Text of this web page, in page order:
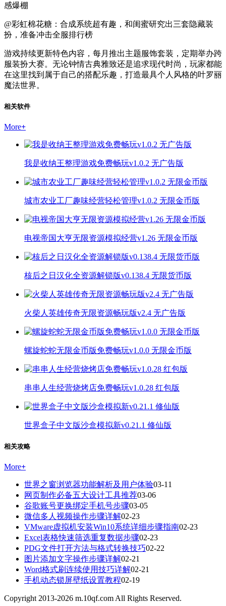
感爆棚
@彩虹棉花糖：合成系统超有趣，和闺蜜研究出三套隐藏装
扮，准备冲击全服排行榜
游戏持续更新特色内容，每月推出主题服饰套装，定期举办跨
服装扮大赛。无论钟情古典雅致还是追求现代时尚，玩家都能
在这里找到属于自己的搭配乐趣，打造最具个人风格的叶罗丽
魔法世界。
相关软件
More+
我是收纳王整理游戏免费畅玩v1.0.2 无广告版
城市农业工厂趣味经营轻松管理v1.0.2 无限金币版
电视帝国大亨无限资源模拟经营v1.26 无限金币版
核后之日汉化全资源解锁版v0.138.4 无限货币版
火柴人英雄传奇无限资源畅玩版v2.4 无广告版
螺旋蛇蛇无限金币版免费畅玩v1.0.0 无限金币版
串串人生经营烧烤店免费畅玩v1.0.28 红包版
世界盒子中文版沙盒模拟新v0.21.1 修仙版
相关攻略
More+
世界之窗浏览器功能解析及用户体验03-11
网页制作必备五大设计工具推荐03-06
谷歌账号更换绑定手机号步骤03-05
微信多人视频操作步骤详解02-23
VMware虚拟机安装Win10系统详细步骤指南02-23
Excel表格快速筛选重复数据步骤02-23
PDG文件打开方法与格式转换技巧02-22
图片添加文字操作步骤详解02-21
Word格式刷连续使用技巧详解02-21
手机动态锁屏壁纸设置教程02-19
Copyright 2013-2026 m.10qf.com All Rights Reserved.